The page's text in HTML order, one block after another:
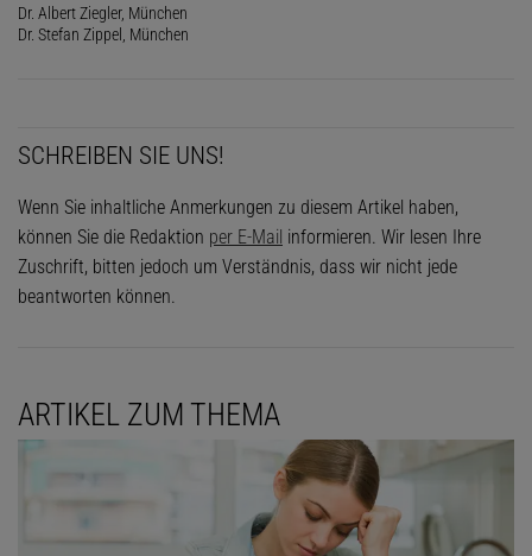
Dr. Albert Ziegler, München
Dr. Stefan Zippel, München
SCHREIBEN SIE UNS!
Wenn Sie inhaltliche Anmerkungen zu diesem Artikel haben,
können Sie die Redaktion per E-Mail informieren. Wir lesen Ihre
Zuschrift, bitten jedoch um Verständnis, dass wir nicht jede
beantworten können.
ARTIKEL ZUM THEMA